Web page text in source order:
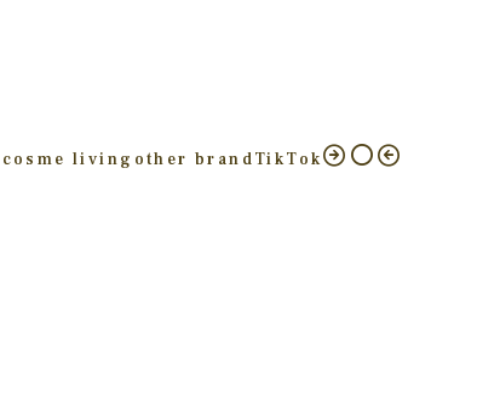
cosme living other brandTikTok